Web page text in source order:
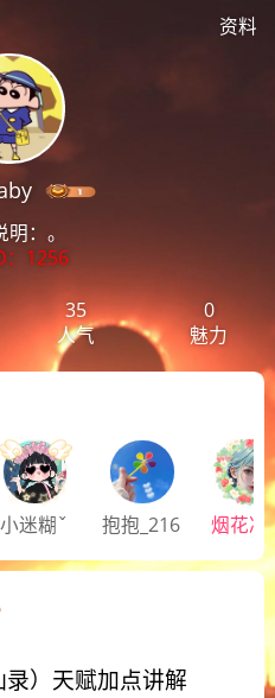
资料
新手宝典】
金券所 刮部落 跃龙门
：。
：1256
35
人气
0
魅力
小迷糊ˇ 抱抱_216 烟花
）天赋加点讲解